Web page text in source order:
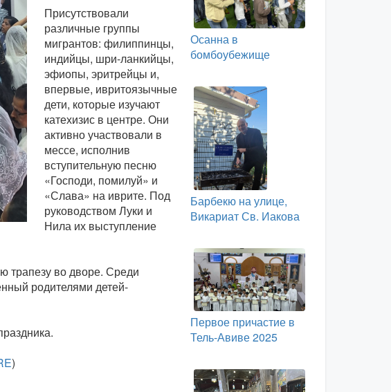
Присутствовали
различные группы
мигрантов: филиппинцы,
индийцы, шри-ланкийцы,
эфиопы, эритрейцы и,
впервые, ивритоязычные
дети, которые изучают
катехизис в центре. Они
активно участвовали в
мессе, исполнив
вступительную песню
«Господи, помилуй» и
«Слава» на иврите. Под
руководством Луки и
Нила их выступление
трапезу во дворе. Среди
родителями детей-
)
Осанна в
бомбоубежище
Барбекю на улице,
Викариат Св. Иакова
Первое причастие в
Тель-Авиве 2025